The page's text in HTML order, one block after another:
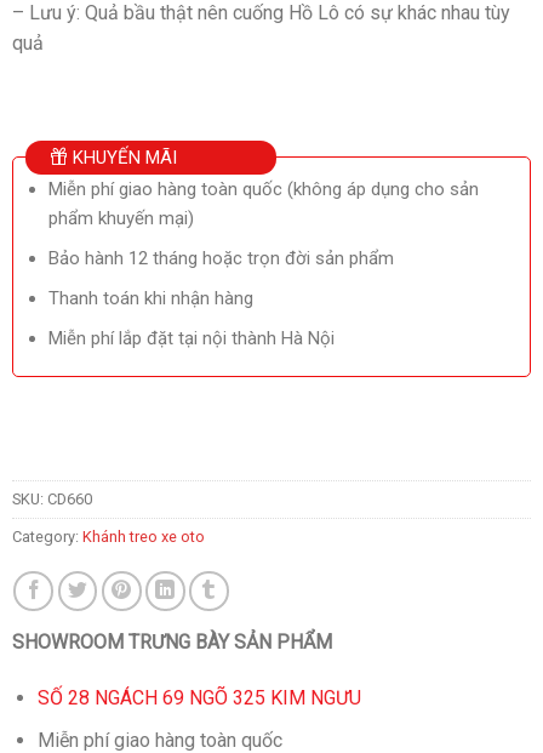
– Lưu ý: Quả bầu thật nên cuống Hồ Lô có sự khác nhau tùy
quả
KHUYẾN MÃI
Miễn phí giao hàng toàn quốc (không áp dụng cho sản
phẩm khuyến mại)
Bảo hành 12 tháng hoặc trọn đời sản phẩm
Thanh toán khi nhận hàng
Miễn phí lắp đặt tại nội thành Hà Nội
SKU: CD660
Category: Khánh treo xe oto
SHOWROOM TRƯNG BÀY SẢN PHẨM
SỐ 28 NGÁCH 69 NGÕ 325 KIM NGƯU
Miễn phí giao hàng toàn quốc